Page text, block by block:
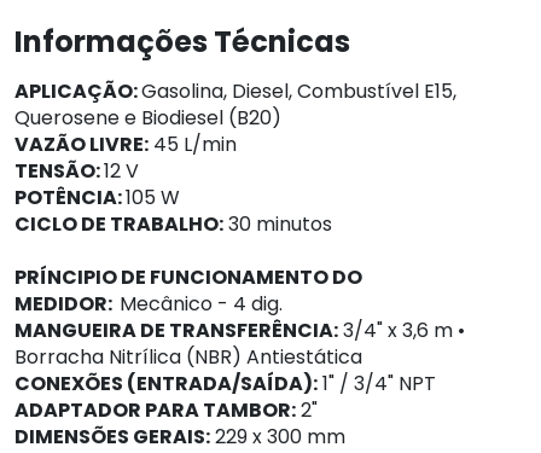
Informações Técnicas
APLICAÇÃO:Gasolina, Diesel, Combustível E15,
Querosene e Biodiesel (B20)
VAZÃO LIVRE: 45 L/min
TENSÃO:12 V
POTÊNCIA:105 W
CICLO DE TRABALHO:30 minutos
PRÍNCIPIO DE FUNCIONAMENTO DO
MEDIDOR: Mecânico - 4 dig.
MANGUEIRA DE TRANSFERÊNCIA:3/4" x 3,6 m •
Borracha Nitrílica (NBR) Antiestática
CONEXÕES (ENTRADA/SAÍDA):1" / 3/4" NPT
ADAPTADOR PARA TAMBOR:2"
DIMENSÕES GERAIS:229 x 300 mm